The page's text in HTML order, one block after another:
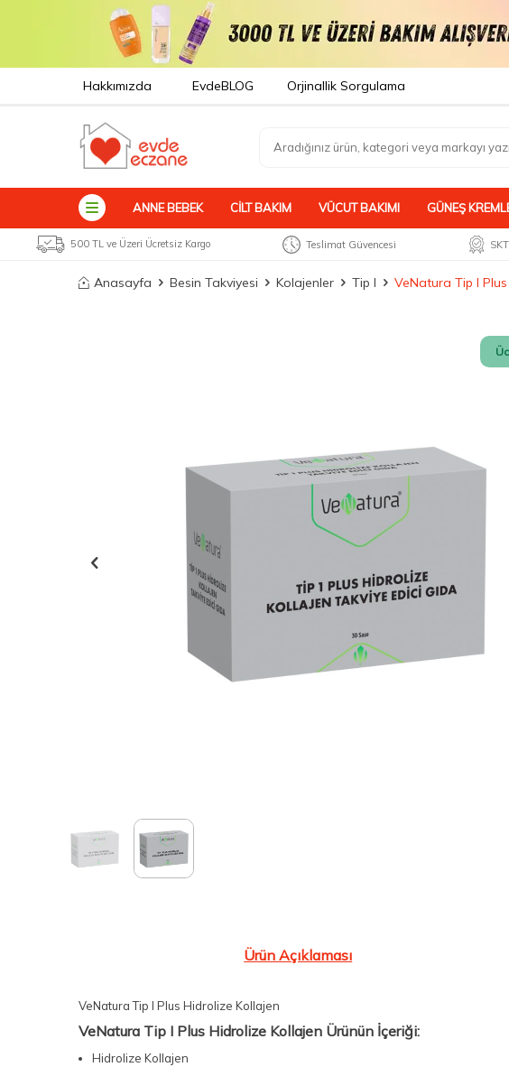
Hakkımızda EvdeBLOG Orjinallik Sorgulama
ANNE BEBEK CILT BAKIM VÜCUT BAKIMI GÜNEŞ
500 TL ve Üzeri Ücretsiz Kargo Teslimat Güvencesi
Anasayfa Besin Takviyesi Kolajenler Tip I VeNatura Tip I
Ürün Açıklaması
VeNatura Tip I Plus Hidrolize Kollajen
VeNatura Tip I Plus Hidrolize Kollajen Ürünün İçeriği:
Hidrolize Kollajen